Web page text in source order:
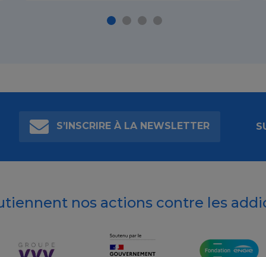
S’INSCRIRE À LA NEWSLETTER
nos actions contre les